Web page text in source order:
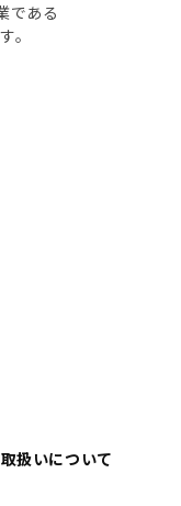
である
。
扱いについて